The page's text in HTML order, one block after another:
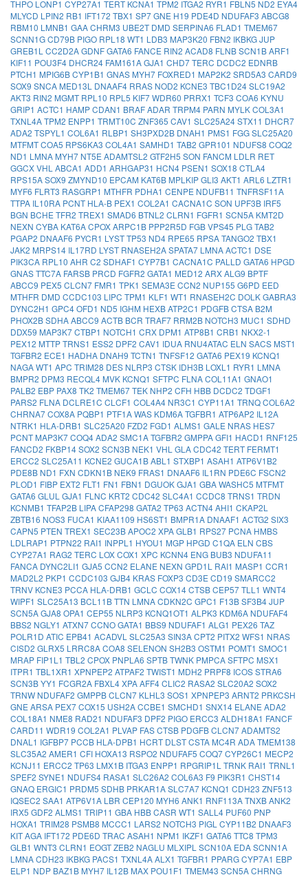
THPO LONP1 CYP27A1 TERT KCNA1 TPM2 ITGA2 RYR1 FBLN5 ND2 EYA4
MLYCD LPIN2 RB1 IFT172 TBX1 SP7GNE H19 PDE4D NDUFAF3 ABCG8
RBM10 LMNB1 GAACHRM3 UBE2T DMD SERPINA6 FLAD1 TMEM67
SCNN1GCD79B PIGO RPL18 WT1 LDB3 MAP3K20 FBN2 IKBKGJUP
GREB1L CC2D2AGDNFGATA6 FANCE RIN2 ACAD8 FLNBSCN1BARF1
KIF11 POU3F4 DHCR24 FAM161AGJA1 CHD7TERC DCDC2 EDNRB
PTCH1 MPIG6BCYP1B1 GNAS MYH7 FOXRED1 MAP2K2 SRD5A3 CARD9
SOX9 SNCA MED13L DNAAF4 RRAS NOD2 KCNE3 TBC1D24SLC19A2
AKT3 RIN2 MGMT RPL10 RPL5 KIF7WDR60 PRRX1 TCF3 COA6 KYNU
GRIP1 ACTC1 HAMPCDAN1 BRAFADAR TRPM4 PARN MYLKCOL3A1
TXNL4ATPM2 ENPP1 TRMT10C ZNF365 CAV1 SLC25A24STX11 DHCR7
ADA2 TSPYL1 COL6A1 RLBP1 SH3PXD2B DNAH1 PMS1 FGGSLC25A20
MTFMTCOA5 RPS6KA3 COL4A1 SAMHD1 TAB2 GPR101 NDUFS8 COQ2
ND1 LMNA MYH7 NT5E ADAMTSL2 GTF2H5 SON FANCM LDLR RET
GGCXVHL ABCA1 ADD1 ARHGAP31 HCN4 PSEN1 SOX18 CTLA4
RPS15ASOX9 ZMYND10 EPCAM KAT6B MPLKIPGLI3 AKT1 ARL6 LZTR1
MYF6 FLRT3 RASGRP1 MTHFR PDHA1 CENPE NDUFB11 TNFRSF11A
TTPA IL10RA PCNT HLA-B PEX1 COL2A1 CACNA1C SON UPF3B IRF5
BGN BCHE TFR2 TREX1 SMAD6 BTNL2 CLRN1 FGFR1 SCN5A KMT2D
NEXN CYBA KAT6ACPOXARPC1B PPP2R5D FGBVPS45 PLGTAB2
PGAP2 DNAAF6 PYCR1 LYSTTP53 ND4 RPE65 RPSATANGO2 TBX1
JAK2 MRPS14 IL17RD LYST RNASEH2ASPATA7 LMNAACTC1 DSE
PIK3CA RPL10 AHR C2 SDHAF1 CYP7B1 CACNA1C PALLD GATA6 HPGD
GNASTTC7A FARSB PRCD FGFR2 GATA1 MED12 ARXALG9 BPTF
ABCC9 PEX5 CLCN7 FMR1 TPK1 SEMA3E CCN2 NUP155 G6PD EED
MTHFR DMD CCDC103 LIPC TPM1 KLF1 WT1 RNASEH2C DOLKGABRA3
DYNC2H1 GPC4OFD1 ND5 IGHM HEXBATP2C1 PDGFBCTSA B2M
PHOX2BSDHAABCC9 ACTB BCR TRAF7 RRM2B NOTCH3 MUC1 SDHD
DDX59 MAP3K7CTBP1 NOTCH1 CRX DPM1 ATP8B1 CRB1 NKX2-1
PEX12 MTTPTRNS1 ESS2 DPF2 CAV1 IDUA RNU4ATAC ELN SACS MST1
TGFBR2 ECE1 HADHA DNAH9 TCTN1 TNFSF12 GATA6 PEX19 KCNQ1
NAGAWT1 APC TRIM28 DES NLRP3 CTSK IDH3B LOXL1 RYR1 LMNA
BMPR2 DPM3 RECQL4 MVK KCNQ1 SFTPC FLNACOL11A1 GNAO1
PALB2 EBP PAX8 TK2 TMEM67TEK NHP2 CFH HBB DCDC2 TDGF1
PARS2 FLNA DCLRE1C CLCF1 COL4A4 NR3C1 CYP11A1 TRNQCOL6A2
CHRNA7COX8A PQBP1 PTF1AWAS KDM6ATGFBR1 ATP6AP2 IL12A
NTRK1 HLA-DRB1 SLC25A20 FZD2 FGD1 ALMS1 GALE NRAS HES7
PCNT MAP3K7COQ4ADA2 SMC1ATGFBR2 GMPPAGFI1 HACD1 RNF125
FANCD2 FKBP14SOX2 SCN3B NEK1 VHL GLACDC42 TERT FERMT1
ERCC2 SLC25A11 KCNE2 GUCA1BABL1 STXBP1 ASAH1 ATP6V1B2
PDE8B ND1 FXN CDKN1B NEK9 FRAS1 DNAAF6 IL1RN PDE6C FSCN2
PLOD1 FIBP EXT2 FLT1 FN1 FBN1 DGUOKGJA1 GBAWASHC5 MTFMT
GATA6 GLUL GJA1 FLNC KRT2 CDC42 SLC4A1 CCDC8 TRNS1 TRDN
KCNMB1 TFAP2B LIPACFAP298 GATA2 TP63 ACTN4AHI1 CKAP2L
ZBTB16 NOS3 FUCA1 KIAA1109 HS6ST1 BMPR1A DNAAF1 ACTG2 SIX3
CAPN5 PTEN TREX1 SEC23BAPOC2 XPAGLB1 RPS27 PCNA HMBS
LDLRAP1 PTPN22 RAI1 INPPL1 HYOU1 MGP HPGD C1QA ELN CBS
CYP27A1 RAG2 TERC LOXCOX1 XPC KCNN4 ENG BUB3 NDUFA11
FANCA DYNC2LI1 GJA5 CCN2 ELANE NEXN GPD1L RAI1 MASP1 CCR1
MAD2L2 PKP1 CCDC103 GJB4 KRAS FOXP3 CD3E CD19 SMARCC2
TRNV KCNE3 PCCA HLA-DRB1 GCLC COX14CTSBCEP57TLL1 WNT4
WIPF1 SLC25A13 BCL11BTTN LMNACDKN2C GPC1 F13BSF3B4JUP
SCN5AGJA8 OPA1 CEP55 NLRP3 KCNQ1OT1 ALPK3 KDM6A NDUFAF4
BBS2 NGLY1 ATXN7CCNOGATA1 BBS9 NDUFAF1 ALG1 PEX26 TAZ
POLR1D ATIC EPB41 ACADVL SLC25A3 SIN3ACPT2 PITX2 WFS1 NRAS
CISD2 GLRX5 LRRC8ACOA8 SELENON SH2B3 OSTM1 POMT1 SMOC1
MRAP FIP1L1 TBL2 CPOX PNPLA6 SPTBTWNK PMPCASFTPC MSX1
ITPR1 TBL1XR1 XPNPEP2 ATPAF2 TWIST1 MDH2 PRPF8 ICOSSTRA6
SCN3BYY1 FCGR2A FBXL4XPAAFF4CLIC2 RASA2 SLC20A2 SOX2
TRNW NDUFAF2 GMPPBCLCN7 KLHL3 SOS1 XPNPEP3 ARNT2 PRKCSH
GNE ARSA PEX7COX15 USH2ACCBE1 SMCHD1 SNX14 ELANE ADA2
COL18A1 NME8 RAD21 NDUFAF3 DPF2 PIGO ERCC3 ALDH18A1 FANCF
CARD11 WDR19 COL2A1 PLVAP FASCTSB PDGFBCLCN7ADAMTS2
DNAL1 IGFBP7 PCCB HLA-DPB1 HCRT DLSTCSTA MC4R ADATMEM138
SLC35A2 AMER1 CFI HOXA13 RSPO2 NDUFAF5 COQ7CYP26C1 MECP2
KCNJ11 ERCC2 TP63 LMX1B ITGA3 ENPP1 RPGRIP1L TRNK RAI1 TRNL1
SPEF2 SYNE1 NDUFS4 RASA1 SLC26A2 COL6A3 F9 PIK3R1 CHST14
GNAQ ERGIC1 PRDM5 SDHB PRKAR1ASLC7A7 KCNQ1 CDH23 ZNF513
IQSEC2 SAA1 ATP6V1A LBR CEP120 MYH6 ANK1 RNF113ATNXBANK2
IRX5 GDF2 ALMS1 TRIP11 GBA HBBCASR WT1 SALL4 PUF60 PNP
HOXA1 TRIM28 PSMB8 MCCC1 LARS2 NOTCH3 PIGL CYP11B2 DNAAF3
KITAGA IFT172 PDE6D TRAC ASAH1 NPM1 IKZF1 GATA6 TTC8 TPM3
GLB1 WNT3 CLRN1 EOGTZEB2 NAGLU MLXIPL SCN10A EDASCNN1A
LMNACDH23 IKBKG PACS1 TXNL4AALX1 TGFBR1 PPARGCYP7A1 EBP
ELP1 NDP BAZ1B MYH7 IL12B MAX POU1F1 TMEM43 SCN5ACHRNG